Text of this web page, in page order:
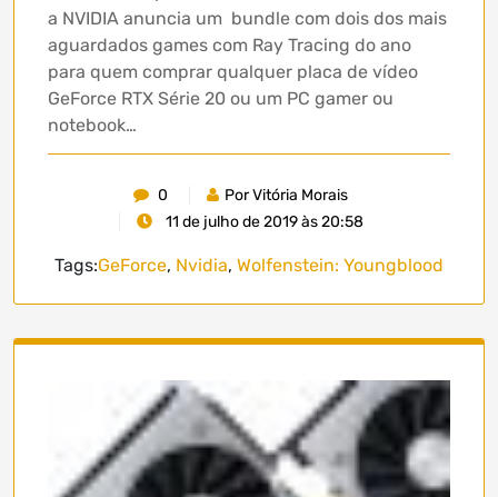
a NVIDIA anuncia um bundle com dois dos mais
aguardados games com Ray Tracing do ano
para quem comprar qualquer placa de vídeo
GeForce RTX Série 20 ou um PC gamer ou
notebook…
0
Por Vitória Morais
11 de julho de 2019 às 20:58
Tags:GeForce, Nvidia, Wolfenstein: Youngblood